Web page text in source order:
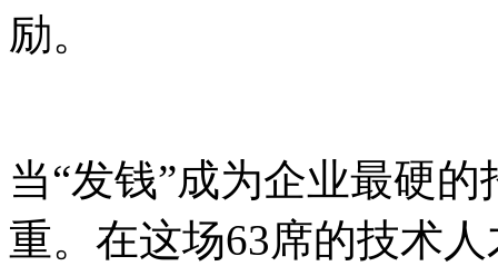
励。
当“发钱”成为企业最硬
重。在这场63席的技术